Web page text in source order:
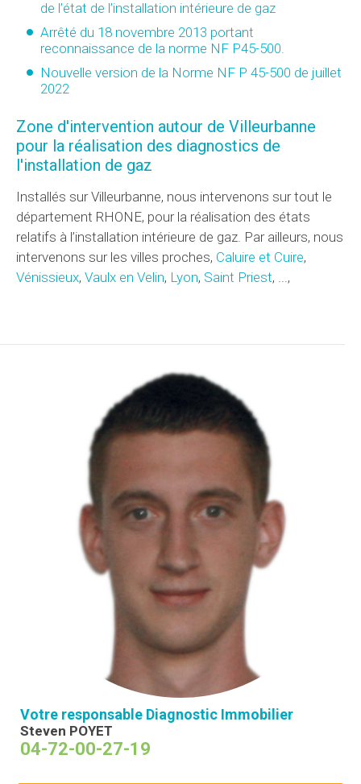
de l’état de l’installation intérieure de gaz
Arrêté du 18 novembre 2013 portant
reconnaissance de la norme NF P45-500.
Nouvelle version de la Norme NF P 45-500 de juillet
2022
Zone d'intervention autour de Villeurbanne
pour la réalisation des diagnostics de
l'installation de gaz
Installés sur Villeurbanne, nous intervenons sur tout le
département RHONE, pour la réalisation des états
relatifs à l’installation intérieure de gaz. Par ailleurs, nous
intervenons sur les villes proches, Caluire et Cuire,
Vénissieux, Vaulx en Velin, Lyon, Saint Priest, ...,
Votre responsable Diagnostic Immobilier
Steven POYET
04-72-00-27-19